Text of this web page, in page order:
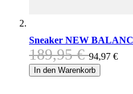
Sneaker NEW
189,95 € 94,97 €
In den Warenkorb